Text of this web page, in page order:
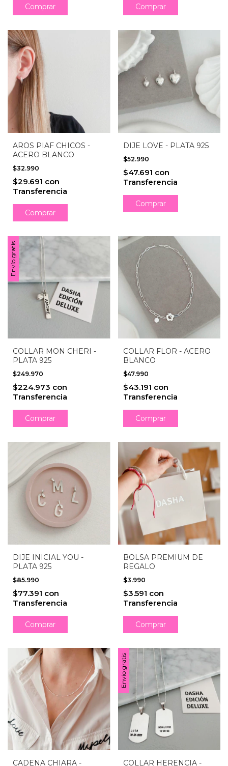
Comprar
AROS PIAF CHICOS -
ACERO BLANCO
$32.990
$29.691 con
Transferencia
DIJE LOVE - PLATA 925
$52.990
$47.691 con
Transferencia
Comprar
Envío gratis
COLLAR MON CHERI -
PLATA 925
$249.970
$224.973 con
Transferencia
Comprar
COLLAR FLOR - ACERO
BLANCO
$47.990
$43.191 con
Transferencia
DIJE INICIAL YOU -
PLATA 925
$85.990
$77.391 con
Transferencia
Comprar
BOLSA PREMIUM DE
REGALO
$3.990
$3.591 con
Transferencia
CADENA CHIARA -
Envío gratis
COLLAR HERENCIA -